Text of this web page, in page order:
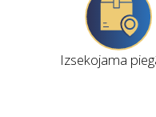
Izsekojama